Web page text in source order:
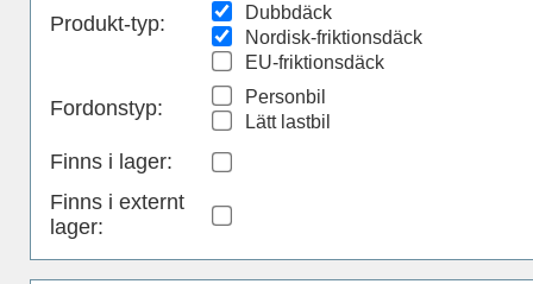
Produkt-typ:
Dubbdäck
Nordisk-friktionsdäck
EU-friktionsdäck
Fordonstyp:
Personbil
Lätt lastbil
Finns i lager:
Finns i externt
lager: